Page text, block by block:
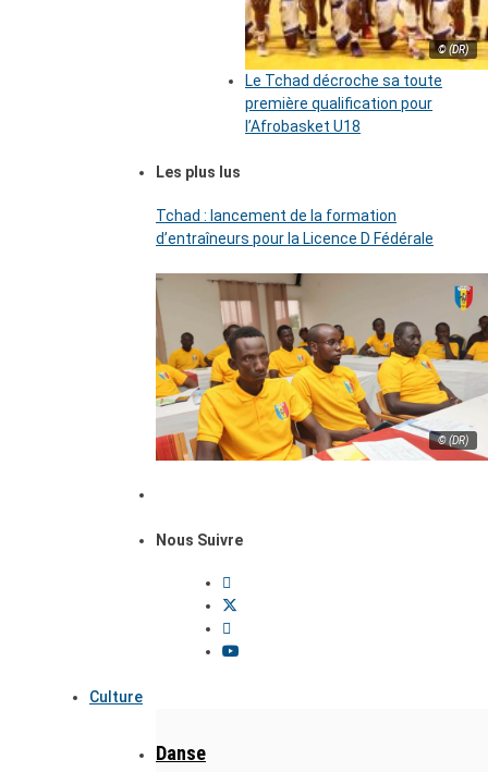
© (DR)
Le Tchad décroche sa toute
première qualification pour
l’Afrobasket U18
Les plus lus
Tchad : lancement de la formation
d’entraîneurs pour la Licence D Fédérale
© (DR)
Nous Suivre
Culture
Danse